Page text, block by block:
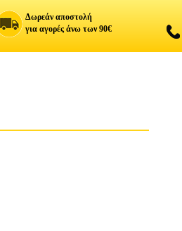
Δωρεάν αποστολή
για αγορές άνω των 90€